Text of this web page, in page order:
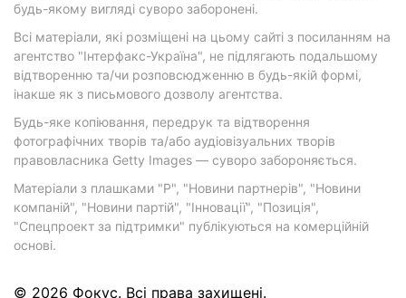
будь-якому вигляді суворо заборонені.
Всі матеріали, які розміщені на цьому сайті з посиланням на
агентство "Інтерфакс-Україна", не підлягають подальшому
відтворенню та/чи розповсюдженню в будь-якій формі,
інакше як з письмового дозволу агентства.
Будь-яке копіювання, передрук та відтворення
фотографічних творів та/або аудіовізуальних творів
правовласника Getty Images — суворо забороняється.
Матеріали з плашками "Р", "Новини партнерів", "Новини
компаній", "Новини партій", "Інновації", "Позиція",
"Спецпроект за підтримки" публікуються на комерційній
основі.
© 2026 Фокус. Всі права захищені.